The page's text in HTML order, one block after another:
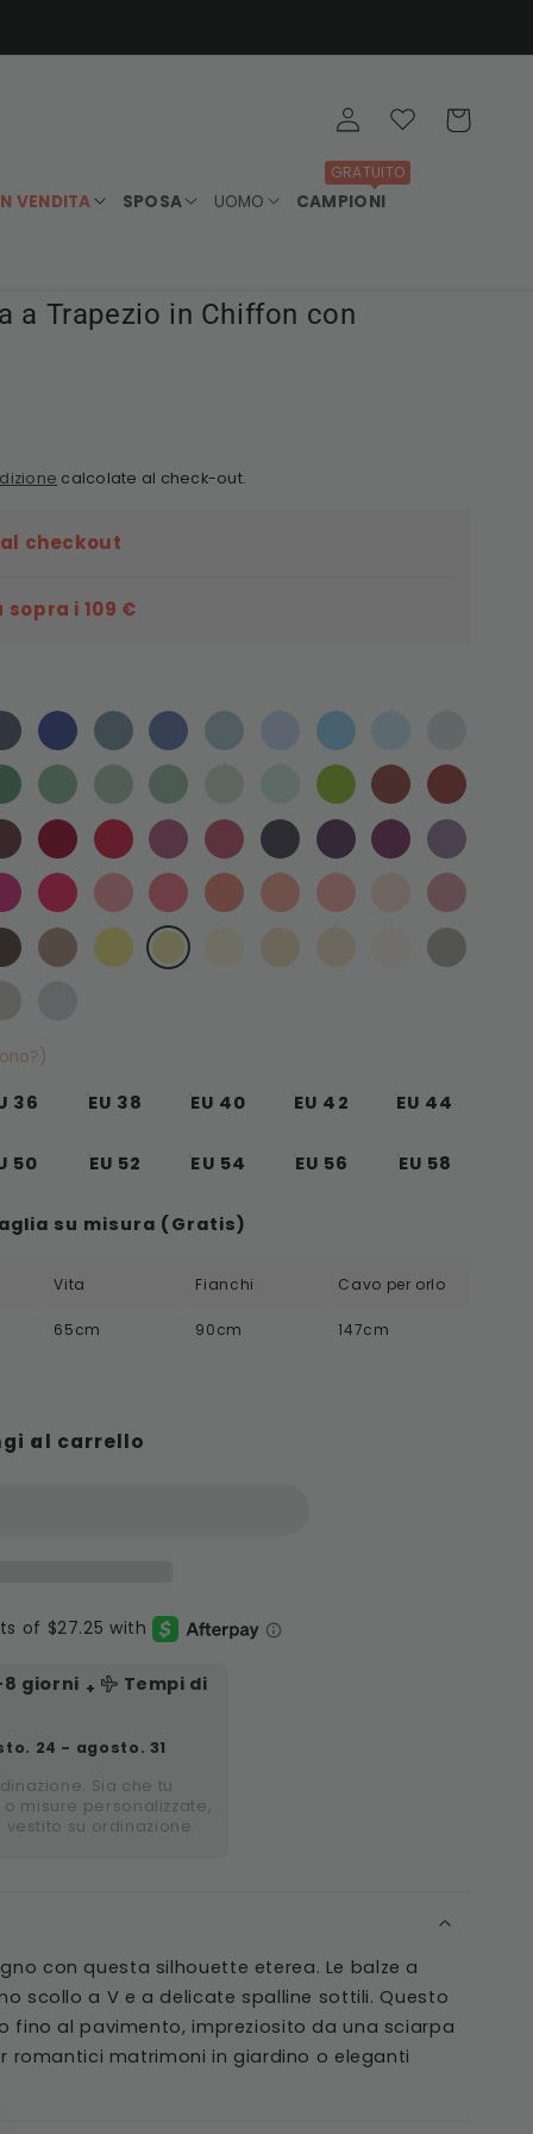
VENDITA SPOSA UOMO CAMPIONI
GRATUITO
Accedi Wishlist Carrello
a Trapezio in Chiffon con
calcolate al check-out.
checkout
i 109 €
36 EU 38 EU 40 EU 42 EU 44
50 EU 52 EU 54 EU 56 EU 58
Taglia su misura (Gratis)
Vita Fianchi Cavo per orlo
65cm 90cm 147cm
al carrello
giorni + Tempi di
24 - agosto. 31
Sia che tu
misure personalizzate,
su ordinazione.
con questa silhouette eterea. Le balze a
scollo a V e a delicate spalline sottili. Questo
fino al pavimento, impreziosito da una sciarpa
romantici matrimoni in giardino o eleganti